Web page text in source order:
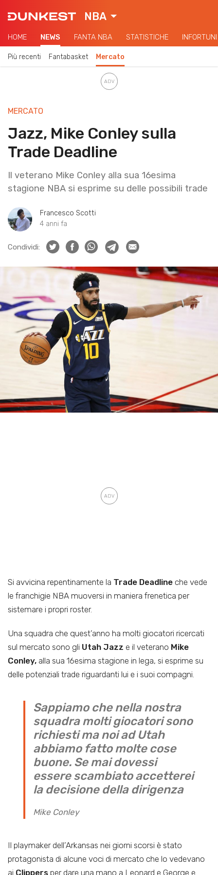
NBA
HOME NEWS FANTA NBA STATISTICHE INFORTUNI
Più recenti Fantabasket Mercato
MERCATO
Jazz, Mike Conley sulla
Trade Deadline
Il veterano Mike Conley alla sua 16esima
stagione NBA si esprime su delle possibili trade
Francesco Scotti
4 anni fa
Condividi:
Si avvicina repentinamente la Trade Deadline che vede
le franchigie NBA muoversi in maniera frenetica per
sistemare i propri roster.
Una squadra che quest’anno ha molti giocatori ricercati
sul mercato sono gli Utah Jazz e il veterano Mike
Conley, alla sua 16esima stagione in lega, si esprime su
delle potenziali trade riguardanti lui e i suoi compagni.
Sappiamo che nella nostra
squadra molti giocatori sono
richiesti ma noi ad Utah
abbiamo fatto molte cose
buone. Se mai dovessi
essere scambiato accetterei
la decisione della dirigenza
Mike Conley
Il playmaker dell’Arkansas nei giorni scorsi è stato
protagonista di alcune voci di mercato che lo vedevano
ai Clippers per dare una mano a Leonard e George e